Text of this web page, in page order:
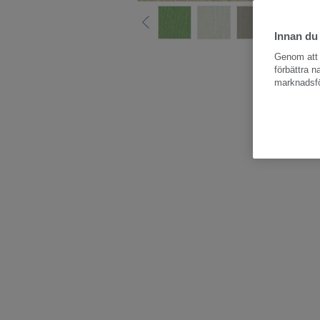
Hela
Innan
Genom
förbättra